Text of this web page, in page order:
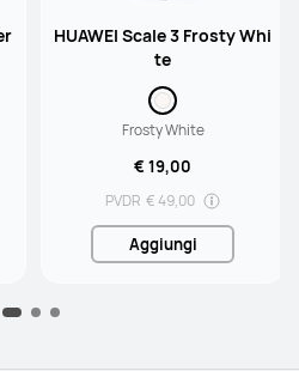
HUAWEI Scale 3 Frosty Whi
te
Frosty White
€ 19,00
PVDR € 49,00
Aggiungi